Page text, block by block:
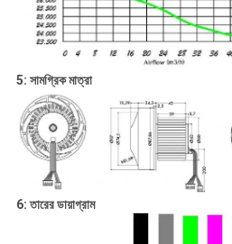
5: সামগ্রিক মাত্রা
6: তারের ডায়াগ্রাম